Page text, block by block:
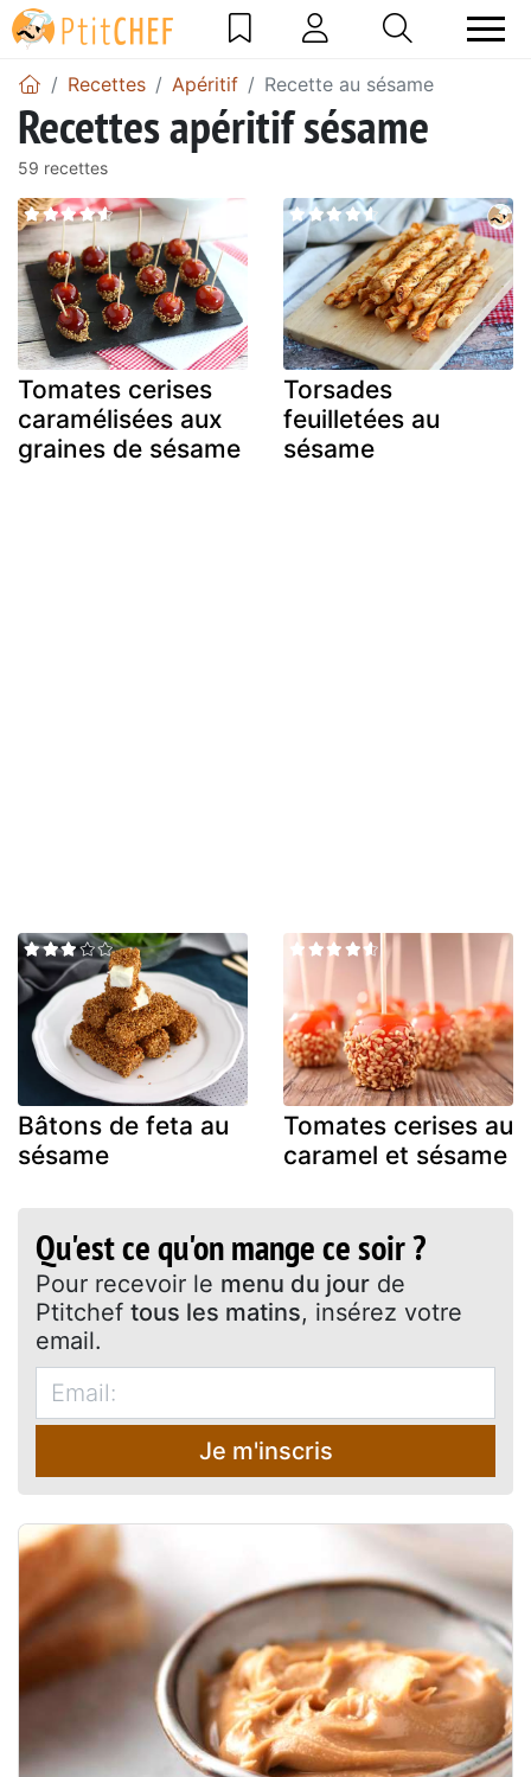
Recettes Apéritif Recette au sésame
Recettes apéritif sésame
59 recettes
Tomates cerises
caramélisées aux
graines de sésame
Torsades
feuilletées au
sésame
Bâtons de feta au
sésame
Tomates cerises au
caramel et sésame
Qu'est ce qu'on mange ce soir ?
Pour recevoir le menu du jour de
Ptitchef tous les matins, insérez votre
email.
Je m'inscris